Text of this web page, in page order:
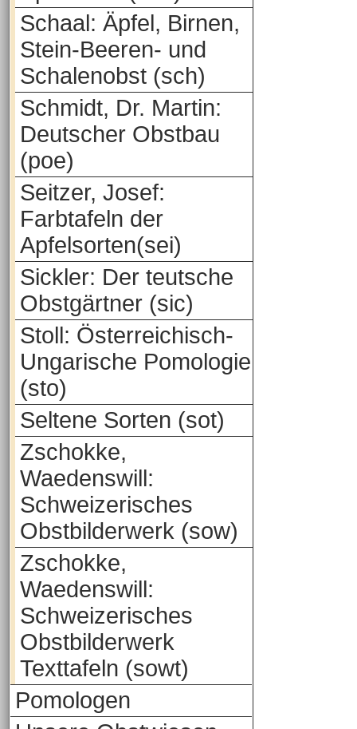
Schaal: Äpfel, Birnen,
Stein-Beeren- und
Schalenobst (sch)
Schmidt, Dr. Martin:
Deutscher Obstbau
(poe)
Seitzer, Josef:
Farbtafeln der
Apfelsorten(sei)
Sickler: Der teutsche
Obstgärtner (sic)
Stoll: Österreichisch-
Ungarische Pomologie
(sto)
Seltene Sorten (sot)
Zschokke,
Waedenswill:
Schweizerisches
Obstbilderwerk (sow)
Zschokke,
Waedenswill:
Schweizerisches
Obstbilderwerk
Texttafeln (sowt)
Pomologen